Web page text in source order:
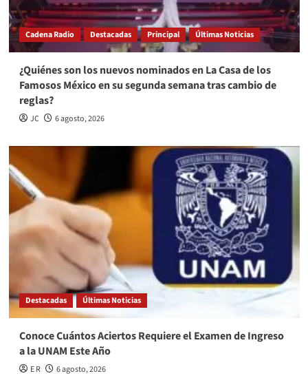
Cadena Radio Destacadas Principal Últimas Noticias
¿Quiénes son los nuevos nominados en La Casa de los
Famosos México en su segunda semana tras cambio de
reglas?
JC 6 agosto, 2026
Destacadas Últimas Noticias
Conoce Cuántos Aciertos Requiere el Examen de Ingreso
a la UNAM Este Año
E R 6 agosto, 2026